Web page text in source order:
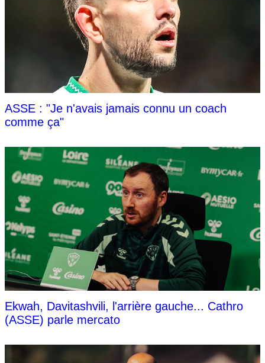
ASSE : "Je n'avais jamais connu un coach
comme ça"
Ekwah, Davitashvili, l'arrière gauche... Cathro
(ASSE) parle mercato